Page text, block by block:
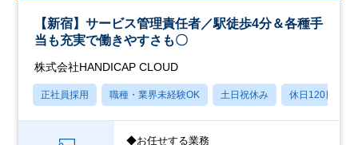
【新宿】サービス管理責任者／駅徒歩4分＆各種手
当も充実で働きやすさも〇
株式会社HANDICAP CLOUD
正社員採用 職種・業界未経験OK 土日祝休み 休日120日以上
◆お任せする業務